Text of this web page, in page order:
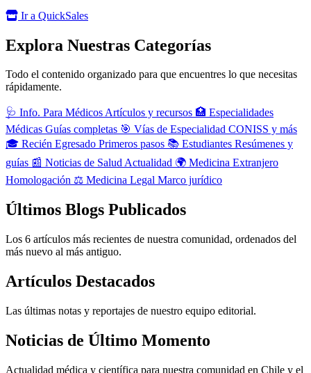
Ir a QuickSales
Explora Nuestras Categorías
Todo el contenido organizado para que encuentres lo que necesitas
rápidamente.
🩺 Info. Para MédicosArtículos y recursos 🏥 Especialidades
Médicas Guías completas 🎯 Vías de Especialidad CONISS y más
🎓 Recién Egresado Primeros pasos 📚 Estudiantes Resúmenes y
guías 📰 Noticias de SaludActualidad 🌍 Medicina Extranjero
Homologación ⚖️ Medicina Legal Marco jurídico
Últimos Blogs Publicados
Los 6 artículos más recientes de nuestra comunidad, ordenados del
más nuevo al más antiguo.
Artículos Destacados
Las últimas notas y reportajes de nuestro equipo editorial.
Noticias de Último Momento
Actualidad médica y científica para nuestra comunidad en Chile y el